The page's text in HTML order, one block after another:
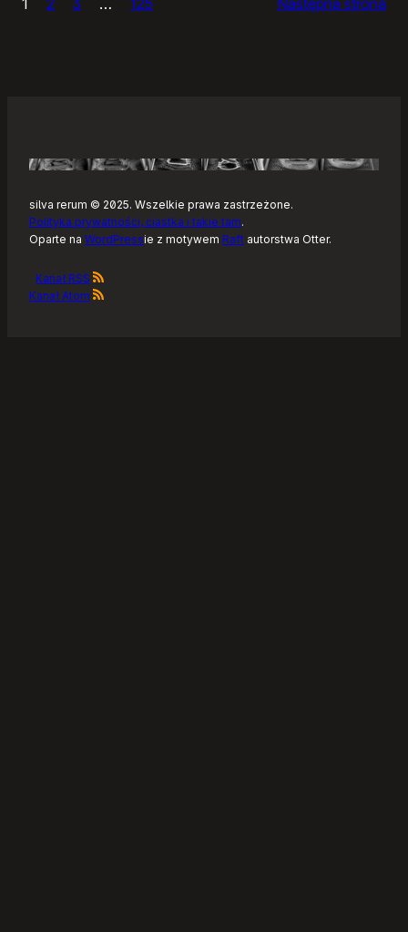
–
Linuksa
silva rerum © 2025. Wszelkie prawa zastrzeżone.
Polityka prywatności, ciastka i takie tam.
Oparte na WordPressie z motywem Raft autorstwa Otter.
Kanał RSS
Kanał Atom